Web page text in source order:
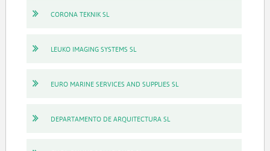
CORONA TEKNIK SL
LEUKO IMAGING SYSTEMS SL
EURO MARINE SERVICES AND SUPPLIES SL
DEPARTAMENTO DE ARQUITECTURA SL